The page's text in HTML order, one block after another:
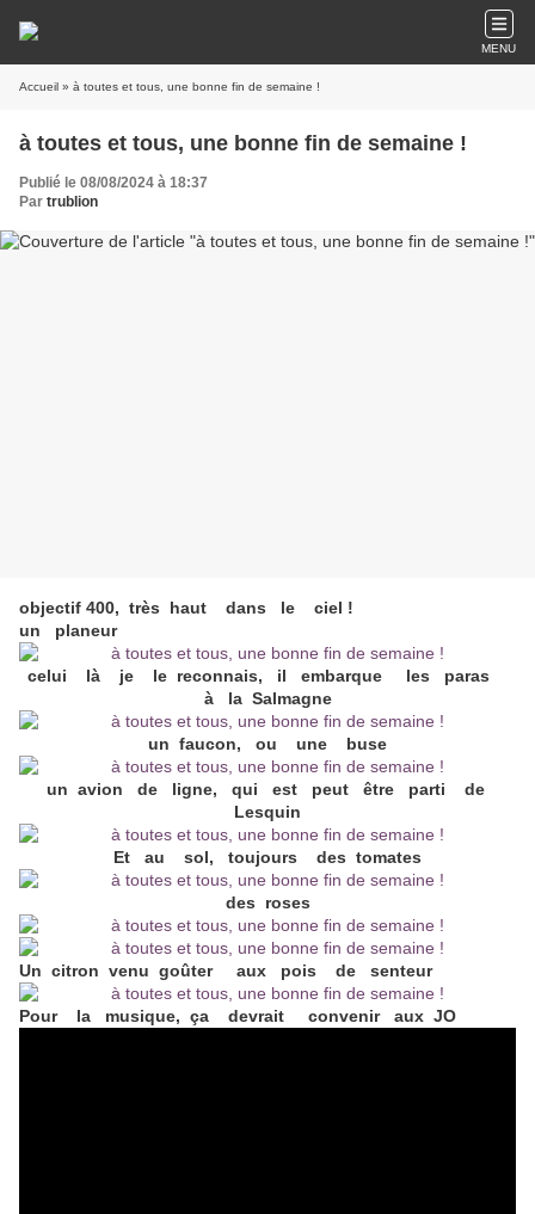
MENU
Accueil » à toutes et tous, une bonne fin de semaine !
à toutes et tous, une bonne fin de semaine !
Publié le 08/08/2024 à 18:37
Par trublion
objectif 400, très haut dans le ciel !
un planeur
celui là je le reconnais, il embarque les paras
à la Salmagne
un faucon, ou une buse
un avion de ligne, qui est peut être parti de
Lesquin
Et au sol, toujours des tomates
des roses
Un citron venu goûter aux pois de senteur
Pour la musique, ça devrait convenir aux JO